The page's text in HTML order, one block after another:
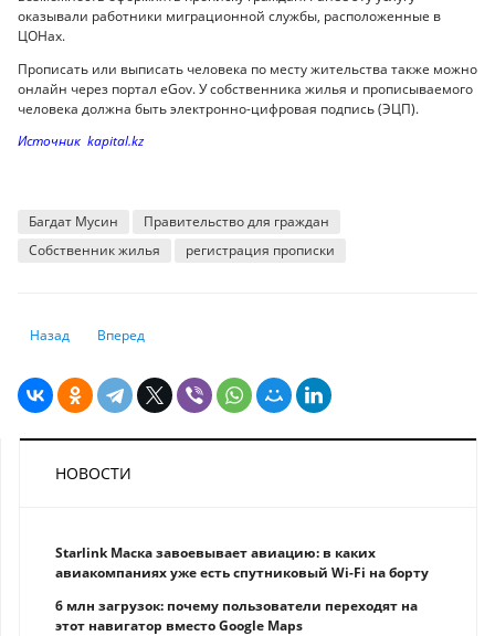
оказывали работники миграционной службы, расположенные в
ЦОНах.
Прописать или выписать человека по месту жительства также можно
онлайн через портал eGov. У собственника жилья и прописываемого
человека должна быть электронно-цифровая подпись (ЭЦП).
Источник kapital.kz
Багдат Мусин
Правительство для граждан
Собственник жилья
регистрация прописки
Предыдущий: В Казахстане появится новый вид пособия
Назад Следующий: IDF и V20 призывают к дополнительной
Вперед
НОВОСТИ
Starlink Маска завоевывает авиацию: в каких
авиакомпаниях уже есть спутниковый Wi-Fi на борту
6 млн загрузок: почему пользователи переходят на
этот навигатор вместо Google Maps